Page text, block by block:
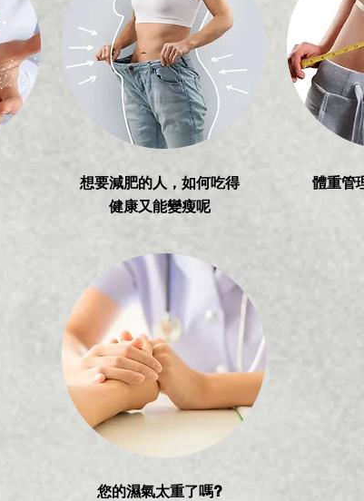
想要減肥的人，如何吃得
健康又能變瘦呢
體重管
您的濕氣太重了嗎?